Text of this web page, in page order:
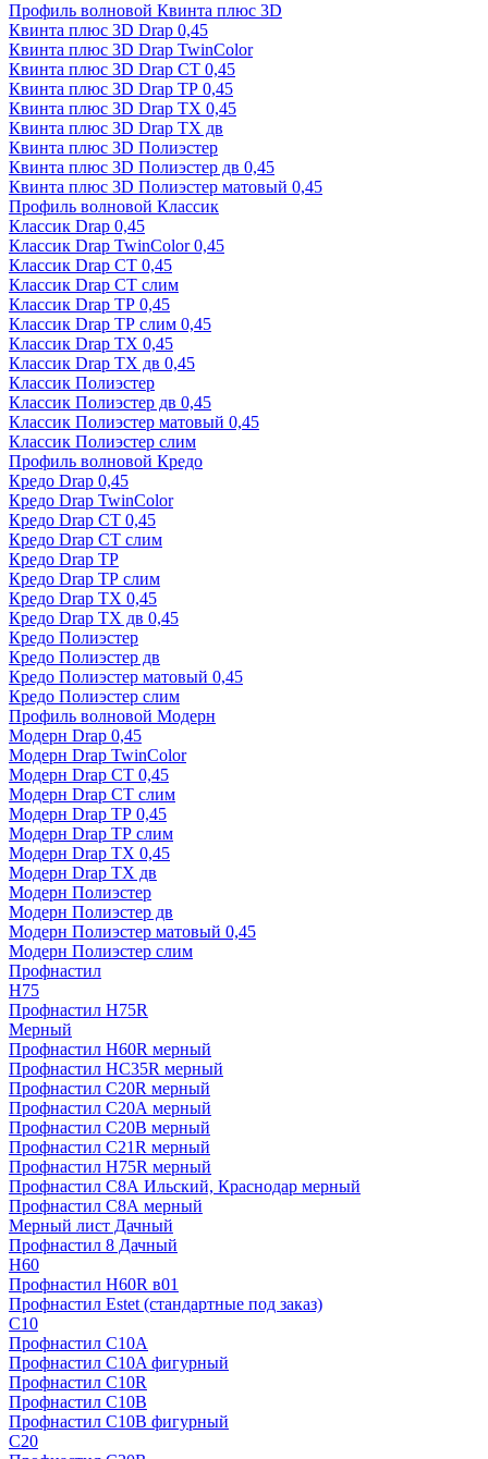
Профиль волновой Квинта плюс 3D
Квинта плюс 3D Drap 0,45
Квинта плюс 3D Drap TwinColor
Квинта плюс 3D Drap СТ 0,45
Квинта плюс 3D Drap ТР 0,45
Квинта плюс 3D Drap ТХ 0,45
Квинта плюс 3D Drap ТХ дв
Квинта плюс 3D Полиэстер
Квинта плюс 3D Полиэстер дв 0,45
Квинта плюс 3D Полиэстер матовый 0,45
Профиль волновой Классик
Классик Drap 0,45
Классик Drap TwinColor 0,45
Классик Drap СТ 0,45
Классик Drap СТ слим
Классик Drap ТР 0,45
Классик Drap ТР слим 0,45
Классик Drap ТХ 0,45
Классик Drap ТХ дв 0,45
Классик Полиэстер
Классик Полиэстер дв 0,45
Классик Полиэстер матовый 0,45
Классик Полиэстер слим
Профиль волновой Кредо
Кредо Drap 0,45
Кредо Drap TwinColor
Кредо Drap СТ 0,45
Кредо Drap СТ слим
Кредо Drap ТР
Кредо Drap ТР слим
Кредо Drap ТХ 0,45
Кредо Drap ТХ дв 0,45
Кредо Полиэстер
Кредо Полиэстер дв
Кредо Полиэстер матовый 0,45
Кредо Полиэстер слим
Профиль волновой Модерн
Модерн Drap 0,45
Модерн Drap TwinColor
Модерн Drap СТ 0,45
Модерн Drap СТ слим
Модерн Drap ТР 0,45
Модерн Drap ТР слим
Модерн Drap ТХ 0,45
Модерн Drap ТХ дв
Модерн Полиэстер
Модерн Полиэстер дв
Модерн Полиэстер матовый 0,45
Модерн Полиэстер слим
Профнастил
H75
Профнастил H75R
Мерный
Профнастил H60R мерный
Профнастил HC35R мерный
Профнастил С20R мерный
Профнастил С20А мерный
Профнастил С20В мерный
Профнастил С21R мерный
Профнастил Н75R мерный
Профнастил С8А Ильский, Краснодар мерный
Профнастил С8А мерный
Мерный лист Дачный
Профнастил 8 Дачный
Н60
Профнастил H60R в01
Профнастил Estet (стандартные под заказ)
C10
Профнастил С10A
Профнастил С10A фигурный
Профнастил С10R
Профнастил С10В
Профнастил С10В фигурный
C20